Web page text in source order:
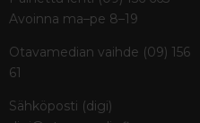
Avoinna ma–pe 8–19
Otavamedian vaihde (09) 156
61
Sähköposti (digi)